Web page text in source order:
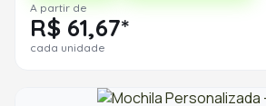
A partir de
R$ 61,67*
cada unidade